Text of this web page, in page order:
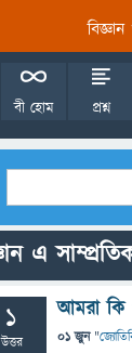
বী হোম প্রশ্ন
এ
1
উত্তর
আমরা কি
01 জুন "